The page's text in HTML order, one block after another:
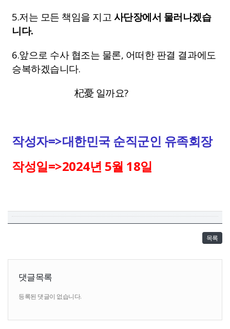
5.저는 모든 책임을 지고 사단장에서 물러나겠습
니다.
6.앞으로 수사 협조는 물론, 어떠한 판결 결과에도
승복하겠습니다.
杞憂 일까요?
작성자=>대한민국 순직군인 유족회장
작성일=>2024년 5월 18일
목록
댓글목록
등록된 댓글이 없습니다.